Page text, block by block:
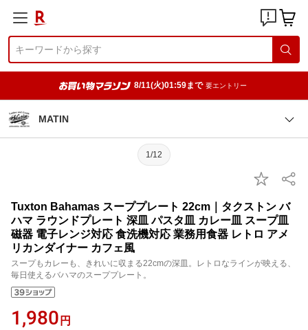
8/11(火)01:59まで 要エントリー
MATIN
1/12
Tuxton Bahamas スーププレート 22cm｜タクストン バ
ハマ ラウンドプレート 深皿 パスタ皿 カレー皿 スープ皿
磁器 電子レンジ対応 食洗機対応 業務用食器 レトロ アメ
リカンダイナー カフェ風
スープもカレーも、きれいに収まる22cmの深皿。レトロなラインが映える、
毎日使えるバハマのスーププレート。
1,980 円